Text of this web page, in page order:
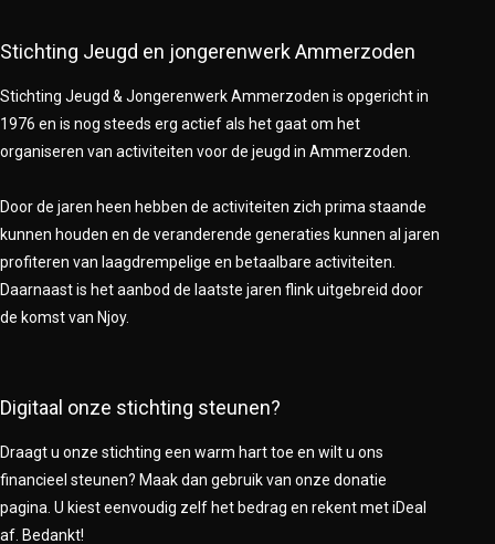
Stichting Jeugd en jongerenwerk Ammerzoden
Stichting Jeugd & Jongerenwerk Ammerzoden is opgericht in
1976 en is nog steeds erg actief als het gaat om het
organiseren van activiteiten voor de jeugd in Ammerzoden.
Door de jaren heen hebben de activiteiten zich prima staande
kunnen houden en de veranderende generaties kunnen al jaren
profiteren van laagdrempelige en betaalbare activiteiten.
Daarnaast is het aanbod de laatste jaren flink uitgebreid door
de komst van Njoy.
Digitaal onze stichting steunen?
Draagt u onze stichting een warm hart toe en wilt u ons
financieel steunen? Maak dan gebruik van onze donatie
pagina. U kiest eenvoudig zelf het bedrag en rekent met iDeal
af. Bedankt!